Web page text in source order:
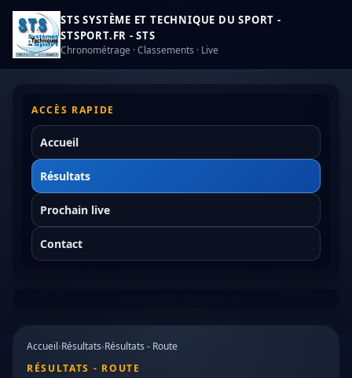
STS SYSTÈME ET TECHNIQUE DU SPORT -
STSPORT.FR - STS
Chronométrage · Classements · Live
ACCÈS RAPIDE
Accueil
Résultats
Prochain live
Contact
Accueil›Résultats›Résultats - Route
RÉSULTATS - ROUTE